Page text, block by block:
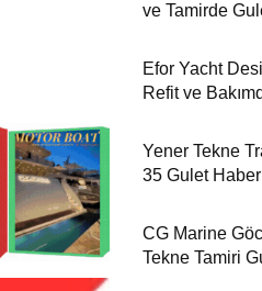
ve Tamirde
Efor Yacht
Refit ve
Yener Tekne
35 Gulet
CG Marine
Tekne Tamiri